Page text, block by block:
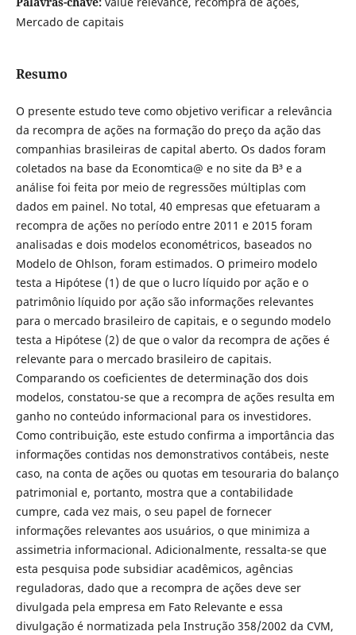
Mercado de capitais
Resumo
O presente estudo teve como objetivo verificar a relevância
da recompra de ações na formação do preço da ação das
companhias brasileiras de capital aberto. Os dados foram
coletados na base da Economtica@ e no site da B³ e a
análise foi feita por meio de regressões múltiplas com
dados em painel. No total, 40 empresas que efetuaram a
recompra de ações no período entre 2011 e 2015 foram
analisadas e dois modelos econométricos, baseados no
Modelo de Ohlson, foram estimados. O primeiro modelo
testa a Hipótese (1) de que o lucro líquido por ação e o
patrimônio líquido por ação são informações relevantes
para o mercado brasileiro de capitais, e o segundo modelo
testa a Hipótese (2) de que o valor da recompra de ações é
relevante para o mercado brasileiro de capitais.
Comparando os coeficientes de determinação dos dois
modelos, constatou-se que a recompra de ações resulta em
ganho no conteúdo informacional para os investidores.
Como contribuição, este estudo confirma a importância das
informações contidas nos demonstrativos contábeis, neste
caso, na conta de ações ou quotas em tesouraria do balanço
patrimonial e, portanto, mostra que a contabilidade
cumpre, cada vez mais, o seu papel de fornecer
informações relevantes aos usuários, o que minimiza a
assimetria informacional. Adicionalmente, ressalta-se que
esta pesquisa pode subsidiar acadêmicos, agências
reguladoras, dado que a recompra de ações deve ser
divulgada pela empresa em Fato Relevante e essa
divulgação é normatizada pela Instrução 358/2002 da CVM,